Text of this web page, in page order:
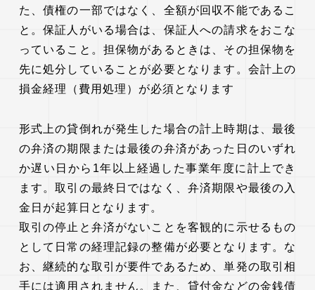
た、債権の一部ではなく、全額が回収不能であるこ
と。保証人がいる場合は、保証人への請求をおこな
っていること。担保物があるときは、その担保物を
先に処分していることが必要となります。会計上の
損金経理（費用処理）が必須となります
形式上の貸倒れが発生した場合の計上時期は、最後
の弁済の期限または最後の弁済があった日のいずれ
か遅い日から1年以上経過した事業年度に計上でき
ます。取引の最終日ではなく、弁済期限や最後の入
金日が起算日となります。
取引の停止と弁済がないことを客観的に示せるもの
として日常の経理記録の整備が必要となります。な
お、継続的な取引が要件であるため、単発の取引相
手には適用されません。また、貸付金などの金銭債